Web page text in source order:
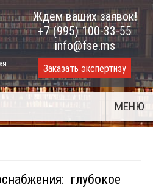
Ждем ваших заявок!
+7 (995) 100-33-55
info@fse.ms
Заказать экспертизу
МЕНЮ
глубокое